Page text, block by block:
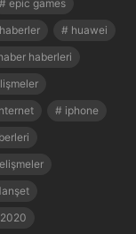
epic games
haberler
huawei
haberleri
iphone